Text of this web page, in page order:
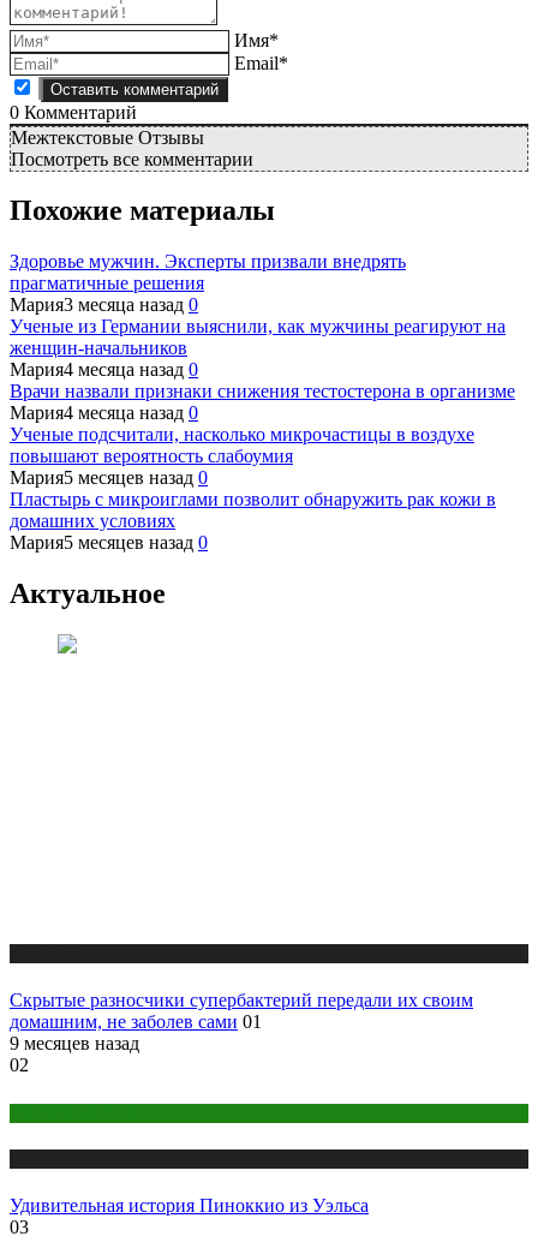
Имя*
Email*
0 Комментарий
Межтекстовые Отзывы
Посмотреть все комментарии
Похожие материалы
Здоровье мужчин. Эксперты призвали внедрять
прагматичные решения
Мария3 месяца назад 0
Ученые из Германии выяснили, как мужчины реагируют на
женщин-начальников
Мария4 месяца назад 0
Врачи назвали признаки снижения тестостерона в организме
Мария4 месяца назад 0
Ученые подсчитали, насколько микрочастицы в воздухе
повышают вероятность слабоумия
Мария5 месяцев назад 0
Пластырь с микроиглами позволит обнаружить рак кожи в
домашних условиях
Мария5 месяцев назад 0
Актуальное
Скрытые разносчики супербактерий передали их своим
домашним, не заболев сами 01
9 месяцев назад
02
Удивительная история Пиноккио из Уэльса
03